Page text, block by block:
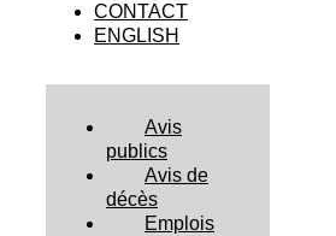
CONTACT
ENGLISH
Avis
publics
Avis de
décès
Emplois